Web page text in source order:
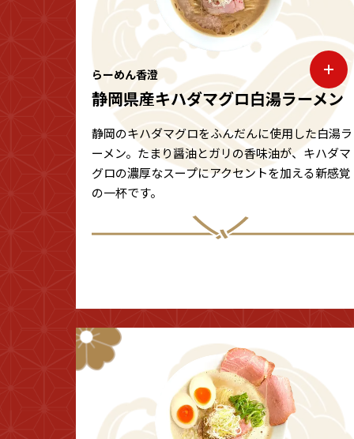
らーめん香澄
静岡県産キハダマグロ白湯ラーメン
静岡のキハダマグロをふんだんに使用した白湯ラ
ーメン。たまり醤油とガリの香味油が、キハダマ
グロの濃厚なスープにアクセントを加える新感覚
の一杯です。